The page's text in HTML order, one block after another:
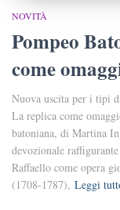
NOVITÀ
Pompeo
come
Nuova uscita per i tipi
La replica come
batoniana, di Martina
devozionale
Raffaello come opera
(1708-1787), Leggi